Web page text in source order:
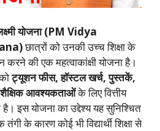
योजना (PM Vidya
छात्रों को उनकी उच्च शिक्षा के
करने की एक महत्वाकांक्षी योजना है।
ट्यूशन फीस, हॉस्टल खर्च, पुस्तकें,
आवश्यकताओंके लिए वित्तीय
इस योजना का उद्देश्य यह सुनिश्चित
के कारण कोई भी विद्यार्थी शिक्षा से